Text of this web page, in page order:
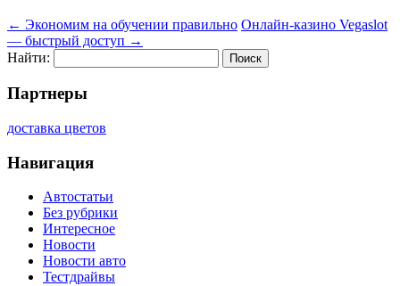
← Экономим на обучении правильно Онлайн-казино Vegaslot
— быстрый доступ →
Найти:
Партнеры
доставка цветов
Навигация
Автостатьи
Без рубрики
Интересное
Новости
Новости авто
Тестдрайвы